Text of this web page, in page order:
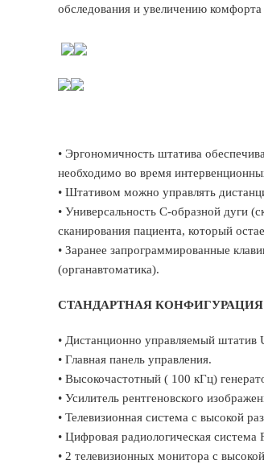
обследования и увеличению комфорта
• Эргономичность штатива
необходимо во время
• Штативом можно управлять
• Универсальность C-образной дуги
сканирования пациента, который
• Заранее запрограммированные
(органавтоматика).
СТАНДАРТНАЯ
• Дистанционно управляемый штатив
• Главная панель управления.
• Высокочастотный ( 100 кГц)
• Усилитель рентгеновского
• Телевизионная система с высокой
• Цифровая радиологическая
• 2 телевизионных монитора с